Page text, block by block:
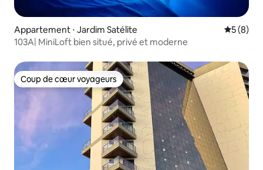
Appartement ⋅ Jardim Satélite
5 (8)
103A| MiniLoft bien situé, privé et moderne
Coup de cœur voyageurs
Coup de cœur voyageurs